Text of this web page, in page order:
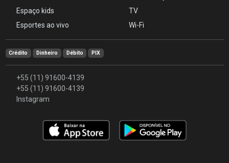
Espaço kids
Esportes ao vivo
TV
Wi-Fi
Crédito Dinheiro Débito PIX
+55 (11) 91600-4139
+55 (11) 91600-4139
Instagram